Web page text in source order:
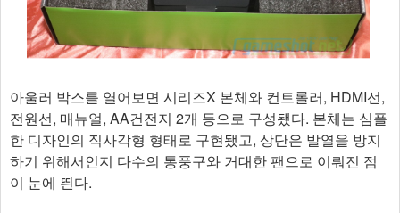
아울러 박스를 열어보면 시리즈X 본체와 컨트롤러, HDMI선,
전원선, 매뉴얼, AA건전지 2개 등으로 구성됐다. 본체는 심플
한 디자인의 직사각형 형태로 구현됐고, 상단은 발열을 방지
하기 위해서인지 다수의 통풍구와 거대한 팬으로 이뤄진 점
이 눈에 띈다.